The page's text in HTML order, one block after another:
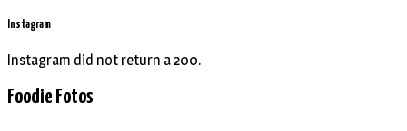
Instagram
Instagram did not return a 200.
Foodie Fotos